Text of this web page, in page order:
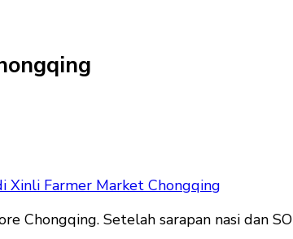
Xinli Farmer Market Chongqing
Chongqing. Setelah sarapan nasi dan